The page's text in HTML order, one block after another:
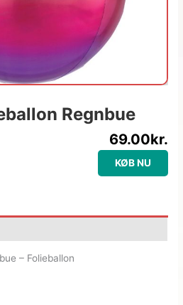
Regnbue
69.00kr.
KØB NU
– Folieballon